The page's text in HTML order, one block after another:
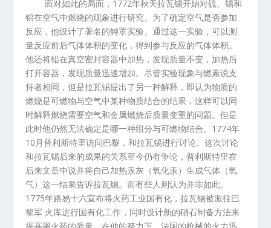
面对如此的局面， 1772年秋天拉瓦锡开始对硫、锡和
铅在空气中燃烧的现象进行研究。为了确定空气是否参加
反应，他设计了著名的钟罩实验。通过这一实验，可以测
量反应前后气体体积的变化，得到参与反应的气体体积。
他还将铅在真空密封容器中加热，发现质量不变，加热后
打开容器，发现质量迅速增加。尽管实验现象与燃素说支
持者相同，但是拉瓦锡提出了另一种解释，即认为物质的
燃烧是可燃物与空气中某种物质结合的结果，这样可以同
时解释燃烧需要空气和金属燃烧后质量变重的问题。但是
此时他仍然无法确定是哪一种组分与可燃物结合。 1774年
10月普利斯特里访问巴黎，和拉瓦锡进行讨论。这次讨论
和拉瓦锡后来的成果的关系至今仍有争论，普利斯特里在
后来文章中说并将自己加热汞灰（氧化汞）生成气体（氧
气）这一结果告诉拉瓦锡。而有些人则认为并非如此。
1775年路易十六宣布将火药工业国有化，拉瓦锡被派往巴
黎军 火库进行国有化工作，同时设计新的硝石制备方法来